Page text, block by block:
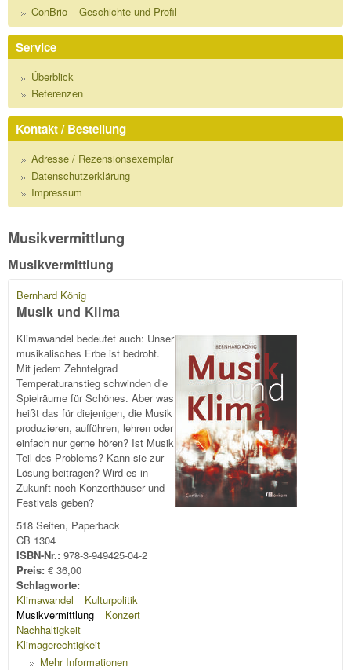
ConBrio – Geschichte und Profil
Service
Überblick
Referenzen
Kontakt / Bestellung
Adresse / Rezensionsexemplar
Datenschutzerklärung
Impressum
Musikvermittlung
Musikvermittlung
Bernhard König
Musik und Klima
Klimawandel bedeutet auch: Unser
musikalisches Erbe ist bedroht.
Mit jedem Zehntelgrad
Temperaturanstieg schwinden die
Spielräume für Schönes. Aber was
heißt das für diejenigen, die Musik
produzieren, aufführen, lehren oder
einfach nur gerne hören? Ist Musik
Teil des Problems? Kann sie zur
Lösung beitragen? Wird es in
Zukunft noch Konzerthäuser und
Festivals geben?
518 Seiten, Paperback
CB 1304
ISBN-Nr.: 978-3-949425-04-2
Preis: € 36,00
Schlagworte:
Klimawandel
Kulturpolitik
Musikvermittlung
Konzert
Nachhaltigkeit
Klimagerechtigkeit
Mehr Informationen